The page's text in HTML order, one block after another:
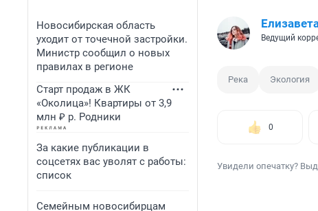
Новосибирская область
уходит от точечной застройки.
Министр сообщил о новых
правилах в регионе
Старт продаж в ЖК
«Околица»! Квартиры от 3,9
млн ₽ р. Родники
За какие публикации в
соцсетях вас уволят с работы:
список
Семейным новосибирцам
Ведущий
Река Экология
0
Увидели опечатку?